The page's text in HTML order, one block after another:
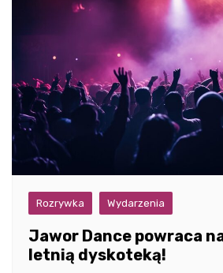
Rozrywka Wydarzenia
Jawor Dance powraca
letnią dyskoteką!